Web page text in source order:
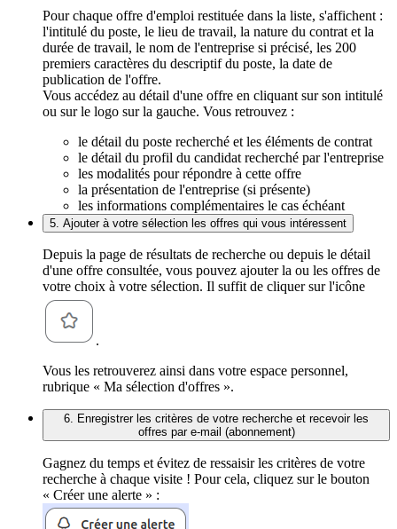
Pour chaque offre d'emploi restituée dans la liste, s'affichent :
l'intitulé du poste, le lieu de travail, la nature du contrat et la
durée de travail, le nom de l'entreprise si précisé, les 200
premiers caractères du descriptif du poste, la date de
publication de l'offre.
Vous accédez au détail d'une offre en cliquant sur son intitulé
ou sur le logo sur la gauche. Vous retrouvez :
le détail du poste recherché et les éléments de contrat
le détail du profil du candidat recherché par l'entreprise
les modalités pour répondre à cette offre
la présentation de l'entreprise (si présente)
les informations complémentaires le cas échéant
5. Ajouter à votre sélection les offres qui vous intéressent
Depuis la page de résultats de recherche ou depuis le détail
d'une offre consultée, vous pouvez ajouter la ou les offres de
votre choix à votre sélection. Il suffit de cliquer sur l'icône
.
Vous les retrouverez ainsi dans votre espace personnel,
rubrique « Ma sélection d'offres ».
6. Enregistrer les critères de votre recherche et recevoir les
offres par e-mail (abonnement)
Gagnez du temps et évitez de ressaisir les critères de votre
recherche à chaque visite ! Pour cela, cliquez sur le bouton
« Créer une alerte » :